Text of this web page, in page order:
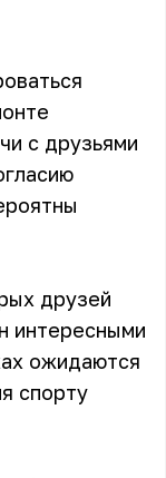
с друзьями
друзей
интересными
ожидаются
спорту